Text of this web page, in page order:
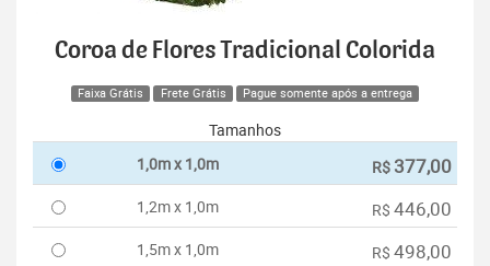
Coroa de Flores Tradicional Colorida
Faixa Grátis Frete Grátis Pague somente após a entrega
Tamanhos
1,0m x 1,0m
R$ 377,00
1,2m x 1,0m R$ 446,00
1,5m x 1,0m R$ 498,00